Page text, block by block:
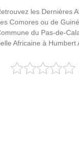
les Dernières
Comores ou de
du Pas-de-
Africaine à Humbert